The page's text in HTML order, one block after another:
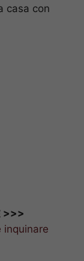
casa con
>>>
inquinare